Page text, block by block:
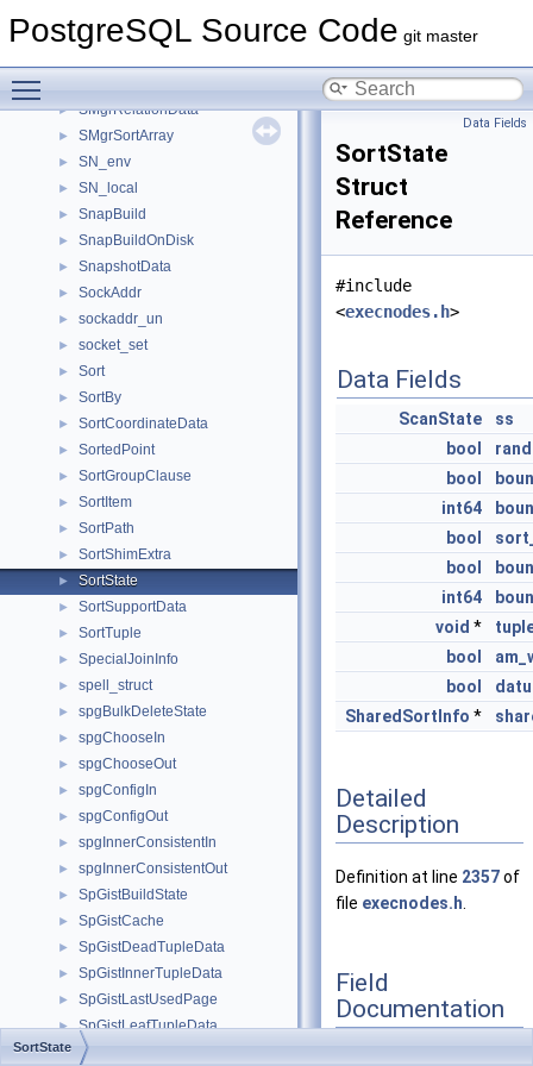
PostgreSQL Source Code git master
► SlruSharedData
► SMgrRelationData
► SMgrSortArray
► SN_env
► SN_local
► SnapBuild
► SnapBuildOnDisk
► SnapshotData
► SockAddr
► sockaddr_un
► socket_set
► Sort
► SortBy
► SortCoordinateData
► SortedPoint
► SortGroupClause
► SortItem
► SortPath
► SortShimExtra
► SortState
► SortSupportData
► SortTuple
► SpecialJoinInfo
► spell_struct
► spgBulkDeleteState
► spgChooseIn
► spgChooseOut
► spgConfigIn
► spgConfigOut
► spgInnerConsistentIn
► spgInnerConsistentOut
► SpGistBuildState
► SpGistCache
► SpGistDeadTupleData
► SpGistInnerTupleData
► SpGistLastUsedPage
► SpGistLeafTupleData
► SpGistLUPCache
Data Fields
SortState
Struct
Reference
#include
<execnodes.h>
Data Fields
ScanState
ss
bool
bool
int64
bool
bool
int64
void *
bool
bool
SharedSortInfo *
Detailed
Description
Definition at line 2357of
file execnodes.h
Field
Documentation
SortState